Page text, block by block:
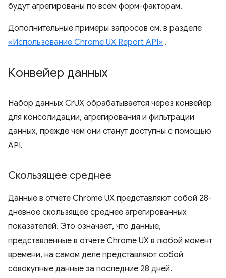
будут агрегированы по всем форм-факторам.
Дополнительные примеры запросов см. в разделе
«Использование Chrome UX Report API» .
Конвейер данных
Набор данных CrUX обрабатывается через конвейер
для консолидации, агрегирования и фильтрации
данных, прежде чем они станут доступны с помощью
API.
Скользящее среднее
Данные в отчете Chrome UX представляют собой 28-
дневное скользящее среднее агрегированных
показателей. Это означает, что данные,
представленные в отчете Chrome UX в любой момент
времени, на самом деле представляют собой
совокупные данные за последние 28 дней.